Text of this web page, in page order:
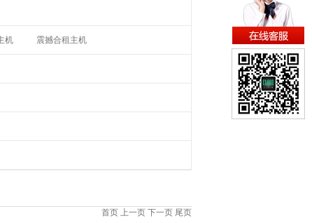
机 震撼合租主机
首页 上一页 下一页 尾页